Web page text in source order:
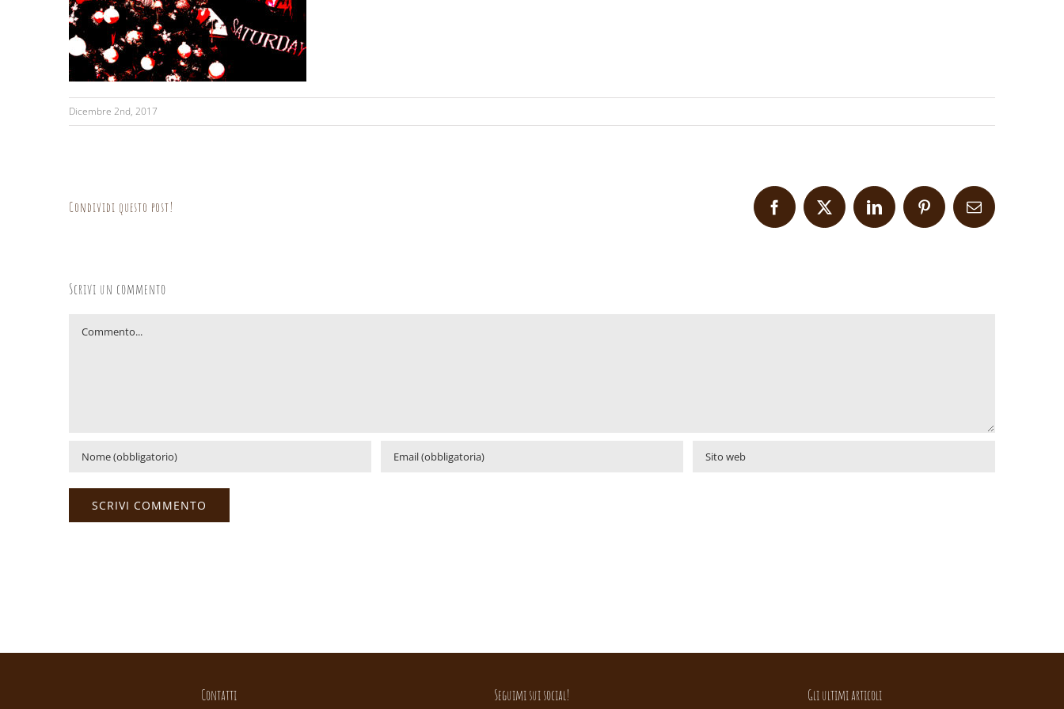
Dicembre 2nd, 2017
Condividi questo post! Facebook
X LinkedInPinterestEmail
Scrivi un commento
Contatti Seguimi sui social! Gli ultimi articoli